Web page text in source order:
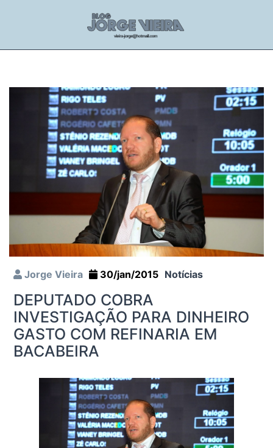
Jorge Vieira 30/jan/2015 Notícias
DEPUTADO COBRA
INVESTIGAÇÃO PARA DINHEIRO
GASTO COM REFINARIA EM
BACABEIRA